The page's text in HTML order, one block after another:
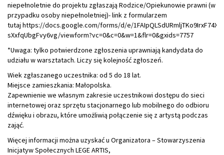
niepełnoletnie do projektu zgłaszają Rodzice/Opiekunowie prawni (w
przypadku osoby niepełnoletniej)- link z formularzem
tutaj https://docs.google.com/forms/d/e/
sXxfqUbgFvy6vg/viewform?vc=0&c=0&w=1&flr=0&gxids=7757
*Uwaga: tylko potwierdzone zgłoszenia uprawniają kandydata do
udziału w warsztatach. Liczy się kolejność zgłoszeń.
Wiek zgłaszanego uczestnika: od 5 do 18 lat.
Miejsce zamieszkania: Małopolska.
Zapewnienie we własnym zakresie uczestnikowi dostępu do sieci
internetowej oraz sprzętu stacjonarnego lub mobilnego do odbioru
dźwięku i obrazu, które umożliwią połączenie się z artystą podczas
zająć.
Więcej informacji można uzyskać u Organizatora – Stowarzyszenia
Inicjatyw Społecznych LEGE ARTIS,